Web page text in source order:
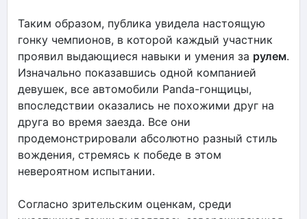
Таким образом, публика увидела настоящую
гонку чемпионов, в которой каждый участник
проявил выдающиеся навыки и умения за рулем.
Изначально показавшись одной компанией
девушек, все автомобили Pandа-гонщицы,
впоследствии оказались не похожими друг на
друга во время заезда. Все они
продемонстрировали абсолютно разный стиль
вождения, стремясь к победе в этом
невероятном испытании.
Согласно зрительским оценкам, среди